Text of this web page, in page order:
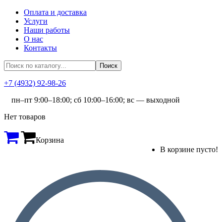
Оплата и доставка
Услуги
Наши работы
О нас
Контакты
+7 (4932) 92-98-26
пн–пт 9:00–18:00; сб 10:00–16:00; вс — выходной
Нет товаров
Корзина
В корзине пусто!